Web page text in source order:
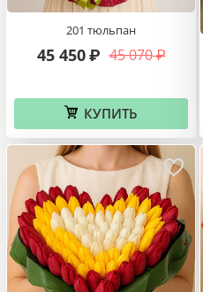
201 тюльпан
45 070 ₽
45 450 ₽
КУПИТЬ